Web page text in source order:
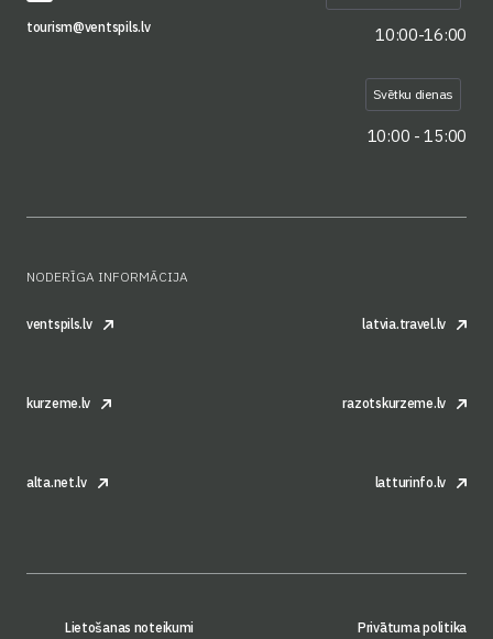
tourism@ventspils.lv 10:00-16:00
Svētku dienas
10:00 - 15:00
NODERĪGA INFORMĀCIJA
ventspils.lv latvia.travel.lv
kurzeme.lv razotskurzeme.lv
alta.net.lv latturinfo.lv
Lietošanas noteikumi Privātuma politika